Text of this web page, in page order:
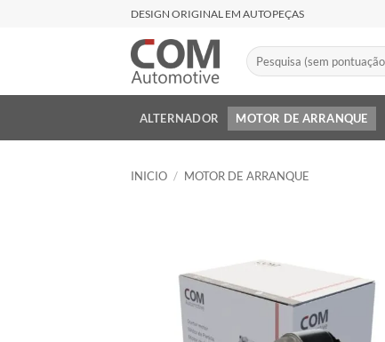
DESIGN ORIGINAL EM AUTOPEÇAS
Buscar
por:
ALTERNADOR MOTOR DE ARRANQUE
INICIO / MOTOR DE ARRANQUE